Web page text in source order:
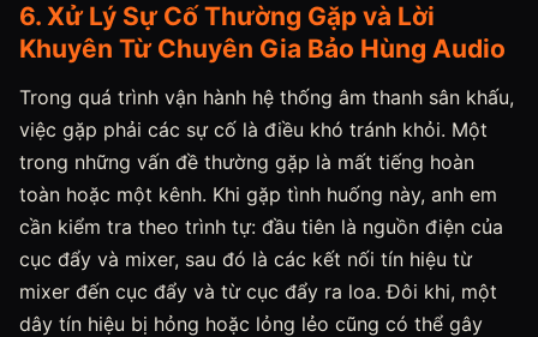
6. Xử Lý Sự Cố Thường Gặp và Lời
Khuyên Từ Chuyên Gia Bảo Hùng Audio
Trong quá trình vận hành hệ thống âm thanh sân khấu,
việc gặp phải các sự cố là điều khó tránh khỏi. Một
trong những vấn đề thường gặp là mất tiếng hoàn
toàn hoặc một kênh. Khi gặp tình huống này, anh em
cần kiểm tra theo trình tự: đầu tiên là nguồn điện của
cục đẩy và mixer, sau đó là các kết nối tín hiệu từ
mixer đến cục đẩy và từ cục đẩy ra loa. Đôi khi, một
dây tín hiệu bị hỏng hoặc lỏng lẻo cũng có thể gây